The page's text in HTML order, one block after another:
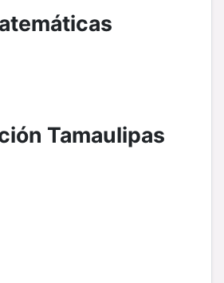
Tamaulipas